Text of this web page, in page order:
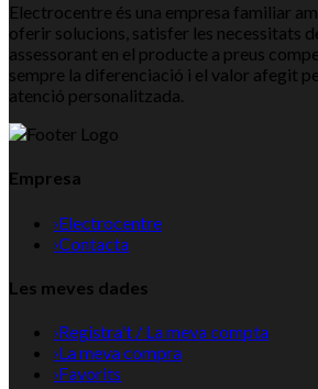
Electrocentre és una empresa familiar
oferir solucions, satisfer les necessitats
assessorant en el producte a preus
sempre la diferenciació i el valor afegit
atenció personalitzada.
Empresa
›Electrocentre
›Contacta
Les meves dades
›Registra't / La meva compta
›La meva compra
›Favorits